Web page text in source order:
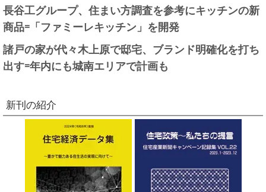
長谷工グループ、住まい方調査を参考にキッチンの新
商品=「ファミーレキッチン」を開発
諸戸の家が代々木上原で邸宅、ブランド明確化を打ち
出す=年内にも城南エリアで計画も
新刊の紹介